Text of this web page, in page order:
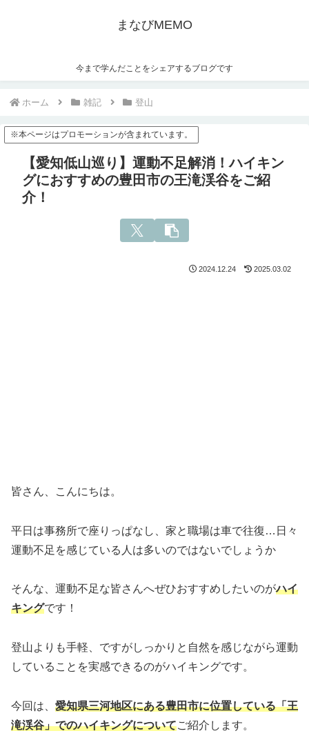
まなびMEMO
今まで学んだことをシェアするブログです
ホーム 雑記 登山
※本ページはプロモーションが含まれています。
【愛知低山巡り】運動不足解消！ハイキン
グにおすすめの豊田市の王滝渓谷をご紹
介！
2024.12.24 2025.03.02
皆さん、こんにちは。
平日は事務所で座りっぱなし、家と職場は車で往復…日々
運動不足を感じている人は多いのではないでしょうか
そんな、運動不足な皆さんへぜひおすすめしたいのがハイ
キングです！
登山よりも手軽、ですがしっかりと自然を感じながら運動
していることを実感できるのがハイキングです。
今回は、 愛知県三河地区にある豊田市に位置している「王
滝渓谷」でのハイキングについてご紹介します。